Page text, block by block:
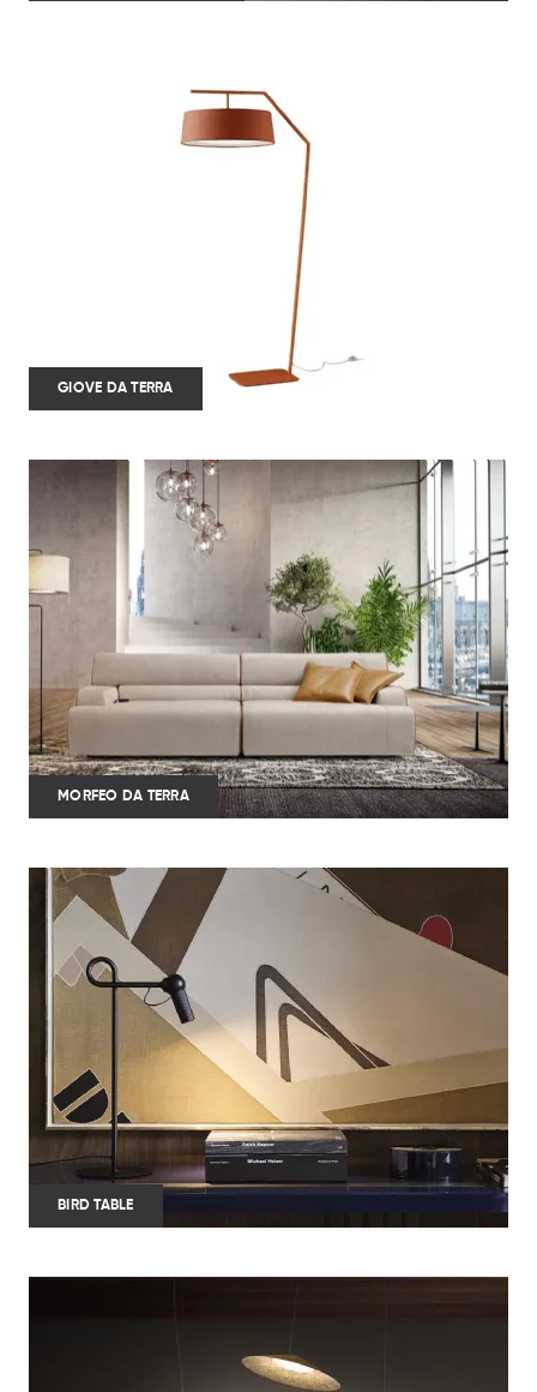
GIOVE DA TERRA
MORFEO DA TERRA
BIRD TABLE